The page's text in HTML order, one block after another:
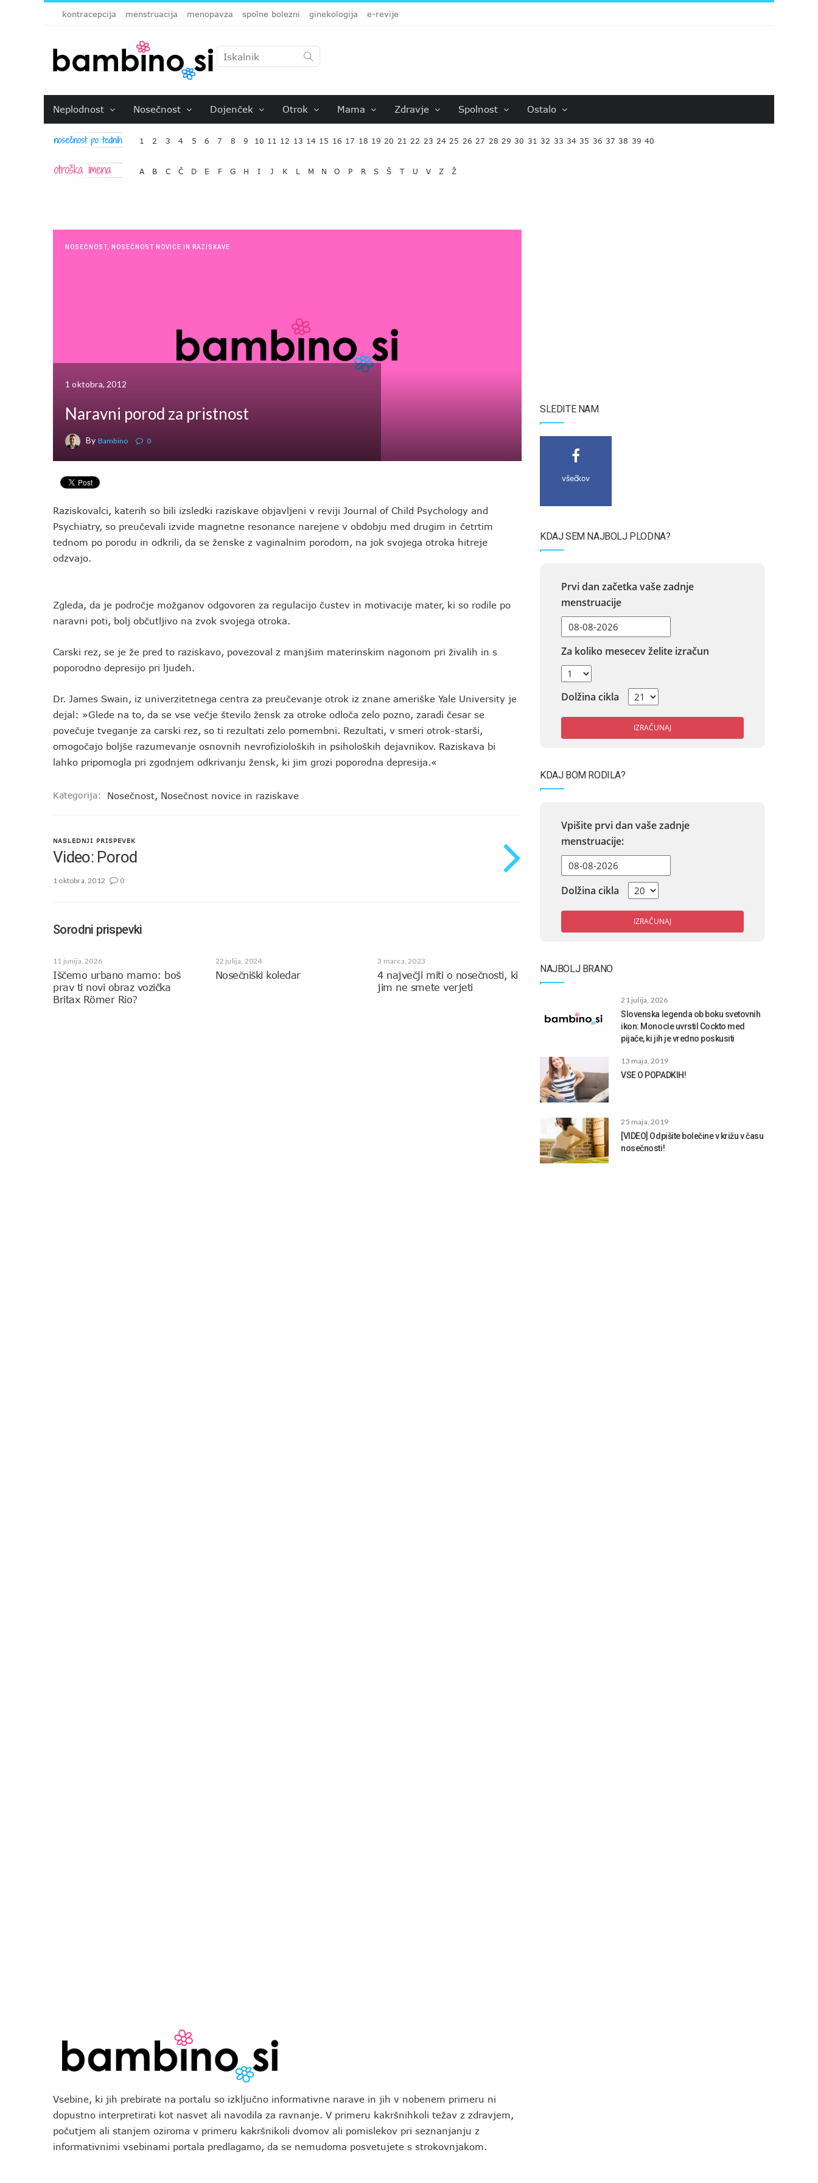
kontracepcija menstruacija menopavza spolne bolezni ginekologija e-revije
Neplodnost Nosečnost Dojenček Otrok Mama Zdravje Spolnost Ostalo
1 2 3 4 5 6 7 8 9 10 11 12 13 14 15 16 17 18 19 20 21 22 23 24 25 26 27 28 29 30 31 32 33 34 35 36 37 38 39 40
A B C Č D E F G H I J K L M N O P R S Š T U V Z Ž
NOSEČNOST, NOSEČNOST NOVICE IN RAZISKAVE
1 oktobra, 2012
Naravni porod za pristnost
By Bambino 0
Raziskovalci, katerih so bili izsledki raziskave objavljeni v reviji Journal of Child Psychology and
Psychiatry, so preučevali izvide magnetne resonance narejene v obdobju med drugim in četrtim
tednom po porodu in odkrili, da se ženske z vaginalnim porodom, na jok svojega otroka hitreje
odzvajo.
Zgleda, da je področje možganov odgovoren za regulacijo čustev in motivacije mater, ki so rodile po
naravni poti, bolj občutljivo na zvok svojega otroka.
Carski rez, se je že pred to raziskavo, povezoval z manjšim materinskim nagonom pri živalih in s
poporodno depresijo pri ljudeh.
Dr. James Swain, iz univerzitetnega centra za preučevanje otrok iz znane ameriške Yale University je
dejal: »Glede na to, da se vse večje število žensk za otroke odloča zelo pozno, zaradi česar se
povečuje tveganje za carski rez, so ti rezultati zelo pomembni. Rezultati, v smeri otrok-starši,
omogočajo boljše razumevanje osnovnih nevrofizioloških in psiholoških dejavnikov. Raziskava bi
lahko pripomogla pri zgodnjem odkrivanju žensk, ki jim grozi poporodna depresija.«
Kategorija: Nosečnost, Nosečnost novice in raziskave
NASLEDNJI PRISPEVEK
Video: Porod
1 oktobra, 2012 0
Sorodni prispevki
11 junija, 2026
Iščemo urbano mamo: boš
prav ti novi obraz vozička
Britax Römer Rio?
22 julija, 2024
Nosečniški koledar
3 marca, 2023
4 največji miti o nosečnosti, ki
jim ne smete verjeti
SLEDITE NAM
všečkov
KDAJ SEM NAJBOLJ PLODNA?
Prvi dan začetka vaše zadnje
menstruacije
Za koliko mesecev želite izračun
Dolžina cikla
IZRAČUNAJ
KDAJ BOM RODILA?
Vpišite prvi dan vaše zadnje
menstruacije:
Dolžina cikla
IZRAČUNAJ
NAJBOLJ BRANO
21 julija, 2026
Slovenska legenda ob boku svetovnih
ikon: Monocle uvrstil Cockto med
pijače, ki jih je vredno poskusiti
13 maja, 2019
VSE O POPADKIH!
25 maja, 2019
[VIDEO] Odpišite bolečine v križu v času
nosečnosti!
Vsebine, ki jih prebirate na portalu so izključno informativne narave in jih v nobenem primeru ni
dopustno interpretirati kot nasvet ali navodila za ravnanje. V primeru kakršnihkoli težav z zdravjem,
počutjem ali stanjem oziroma v primeru kakršnikoli dvomov ali pomislekov pri seznanjanju z
informativnimi vsebinami portala predlagamo, da se nemudoma posvetujete s strokovnjakom.